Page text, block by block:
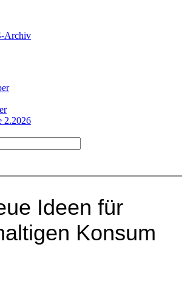
Archiv
2.2026
Ideen für
Konsum